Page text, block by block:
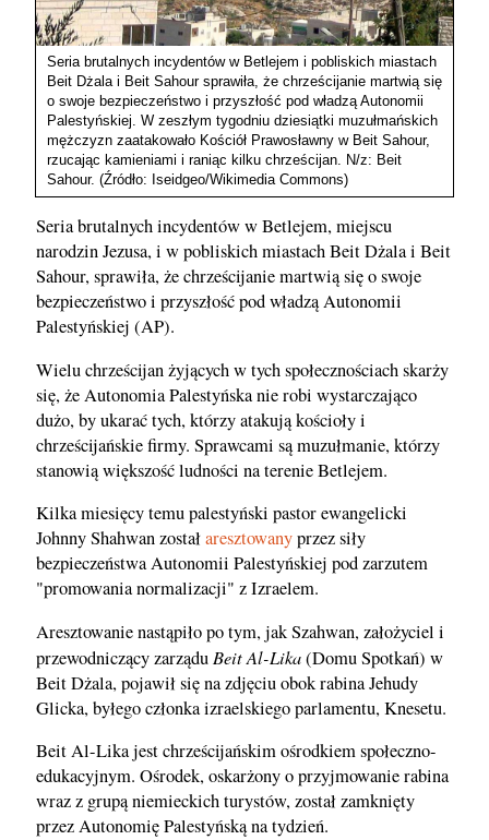
Seria brutalnych incydentów w Betlejem i pobliskich miastach
Beit Dżala i Beit Sahour sprawiła, że chrześcijanie martwią się
o swoje bezpieczeństwo i przyszłość pod władzą Autonomii
Palestyńskiej. W zeszłym tygodniu dziesiątki muzułmańskich
mężczyzn zaatakowało Kościół Prawosławny w Beit Sahour,
rzucając kamieniami i raniąc kilku chrześcijan. N/z: Beit
Sahour. (Źródło: Iseidgeo/Wikimedia Commons)
Seria brutalnych incydentów w Betlejem, miejscu
narodzin Jezusa, i w pobliskich miastach Beit Dżala i Beit
Sahour, sprawiła, że chrześcijanie martwią się o swoje
bezpieczeństwo i przyszłość pod władzą Autonomii
Palestyńskiej (AP).
Wielu chrześcijan żyjących w tych społecznościach skarży
się, że Autonomia Palestyńska nie robi wystarczająco
dużo, by ukarać tych, którzy atakują kościoły i
chrześcijańskie firmy. Sprawcami są muzułmanie, którzy
stanowią większość ludności na terenie Betlejem.
Kilka miesięcy temu palestyński pastor ewangelicki
Johnny Shahwan zostałaresztowanyprzez siły
bezpieczeństwa Autonomii Palestyńskiej pod zarzutem
"promowania normalizacji" z Izraelem.
Aresztowanie nastąpiło po tym, jak Szahwan, założyciel i
przewodniczący zarządu Beit Al-Lika(Domu Spotkań) w
Beit Dżala, pojawił się na zdjęciu obok rabina Jehudy
Glicka, byłego członka izraelskiego parlamentu, Knesetu.
Beit Al-Lika jest chrześcijańskim ośrodkiem społeczno-
edukacyjnym. Ośrodek, oskarżony o przyjmowanie rabina
wraz z grupą niemieckich turystów, został zamknięty
przez Autonomię Palestyńską na tydzień.